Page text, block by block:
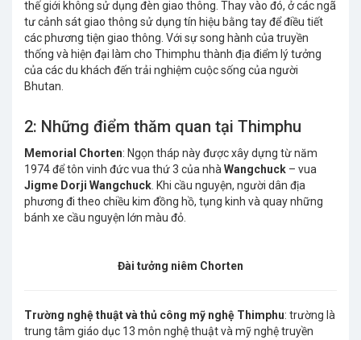
thế giới không sử dụng đèn giao thông. Thay vào đó, ở các ngã
tư cảnh sát giao thông sử dụng tín hiệu bằng tay để điều tiết
các phương tiện giao thông. Với sự song hành của truyền
thống và hiện đại làm cho Thimphu thành địa điểm lý tưởng
của các du khách đến trải nghiệm cuộc sống của người
Bhutan.
2: Những điểm thăm quan tại Thimphu
Memorial Chorten: Ngọn tháp này được xây dựng từ năm
1974 để tôn vinh đức vua thứ 3 của nhàWangchuck – vua
Jigme Dorji Wangchuck. Khi cầu nguyện, người dân địa
phương đi theo chiều kim đồng hồ, tụng kinh và quay những
bánh xe cầu nguyện lớn màu đỏ.
Đài tưởng niêm Chorten
Trường nghệ thuật và thủ công mỹ nghệ Thimphu: trường là
trung tâm giáo dục 13 môn nghệ thuật và mỹ nghệ truyền